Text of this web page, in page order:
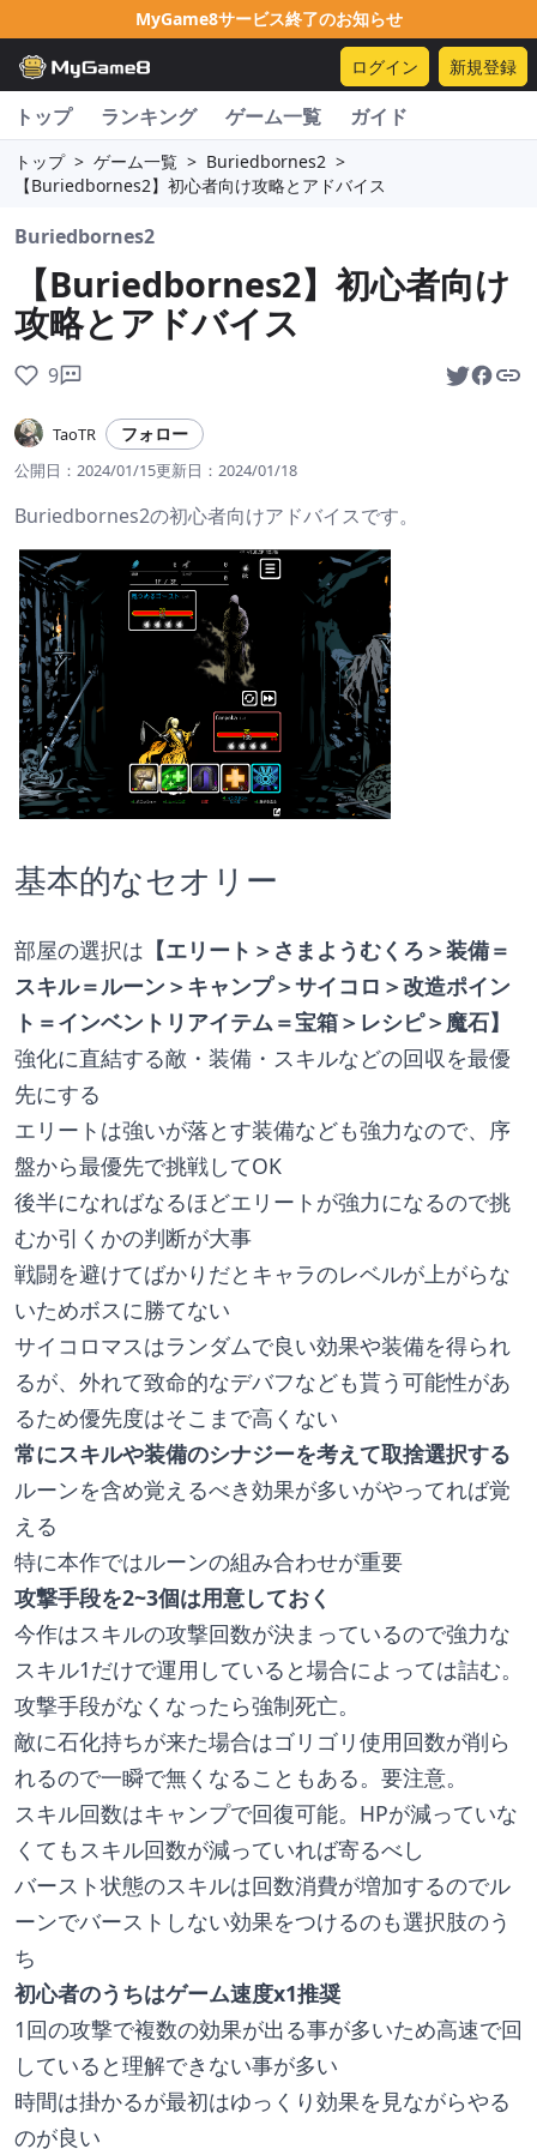
MyGame8サービス終了のお知らせ
ログイン 新規登録
トップ ランキング ゲーム一覧 ガイド
トップ > ゲーム一覧 > Buriedbornes2 >
【Buriedbornes2】初心者向け攻略とアドバイス
Buriedbornes2
【Buriedbornes2】初心者向け
攻略とアドバイス
9
TaoTR フォロー
公開日： 2024/01/15更新日： 2024/01/18
Buriedbornes2の初心者向けアドバイスです。
基本的なセオリー
部屋の選択は 【エリート＞さまようむくろ＞装備＝
スキル＝ルーン＞キャンプ＞サイコロ＞改造ポイン
ト＝インベントリアイテム＝宝箱＞レシピ＞魔石】
強化に直結する敵・装備・スキルなどの回収を最優
先にする
エリートは強いが落とす装備なども強力なので、序
盤から最優先で挑戦してOK
後半になればなるほどエリートが強力になるので挑
むか引くかの判断が大事
戦闘を避けてばかりだとキャラのレベルが上がらな
いためボスに勝てない
サイコロマスはランダムで良い効果や装備を得られ
るが、外れて致命的なデバフなども貰う可能性があ
るため優先度はそこまで高くない
常にスキルや装備のシナジーを考えて取捨選択する
ルーンを含め覚えるべき効果が多いがやってれば覚
える
特に本作ではルーンの組み合わせが重要
攻撃手段を2~3個は用意しておく
今作はスキルの攻撃回数が決まっているので強力な
スキル1だけで運用していると場合によっては詰む。
攻撃手段がなくなったら強制死亡。
敵に石化持ちが来た場合はゴリゴリ使用回数が削ら
れるので一瞬で無くなることもある。要注意。
スキル回数はキャンプで回復可能。HPが減っていな
くてもスキル回数が減っていれば寄るべし
バースト状態のスキルは回数消費が増加するのでル
ーンでバーストしない効果をつけるのも選択肢のう
ち
初心者のうちはゲーム速度x1推奨
1回の攻撃で複数の効果が出る事が多いため高速で回
していると理解できない事が多い
時間は掛かるが最初はゆっくり効果を見ながらやる
のが良い